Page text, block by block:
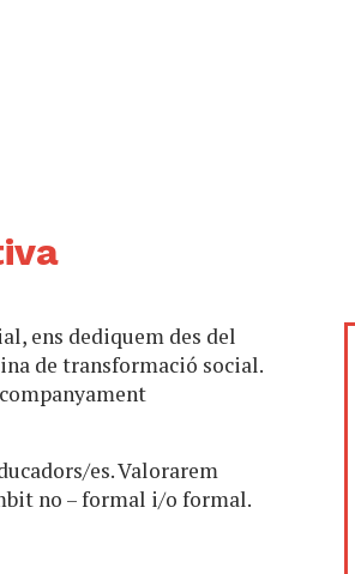
ens dediquem des del
de transformació social.
es. Valorarem
no – formal i/o formal.